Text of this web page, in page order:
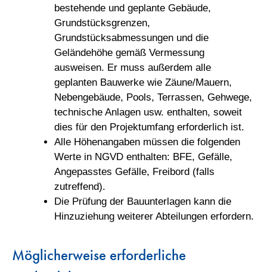
bestehende und geplante Gebäude,
Grundstücksgrenzen,
Grundstücksabmessungen und die
Geländehöhe gemäß Vermessung
ausweisen. Er muss außerdem alle
geplanten Bauwerke wie Zäune/Mauern,
Nebengebäude, Pools, Terrassen, Gehwege,
technische Anlagen usw. enthalten, soweit
dies für den Projektumfang erforderlich ist.
Alle Höhenangaben müssen die folgenden
Werte in NGVD enthalten: BFE, Gefälle,
Angepasstes Gefälle, Freibord (falls
zutreffend).
Die Prüfung der Bauunterlagen kann die
Hinzuziehung weiterer Abteilungen erfordern.
Möglicherweise erforderliche